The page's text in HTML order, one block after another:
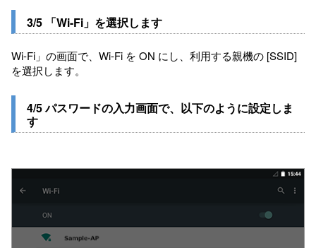
3/5 「Wi-Fi」を選択します
Wi-Fi」の画面で、Wi-Fi を ON にし、利用する親機の [SSID]
を選択します。
4/5 パスワードの入力画面で、以下のように設定しま
す